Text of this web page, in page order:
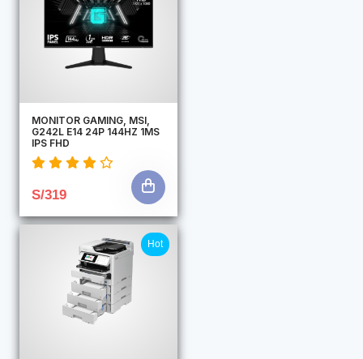
MONITOR GAMING, MSI,
G242L E14 24P 144HZ 1MS
IPS FHD
S/319
Hot